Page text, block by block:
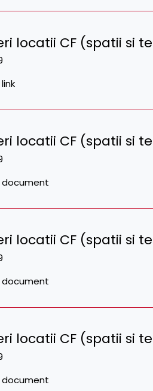
locatii CF (spatii si
locatii CF (spatii si
locatii CF (spatii si
locatii CF (spatii si